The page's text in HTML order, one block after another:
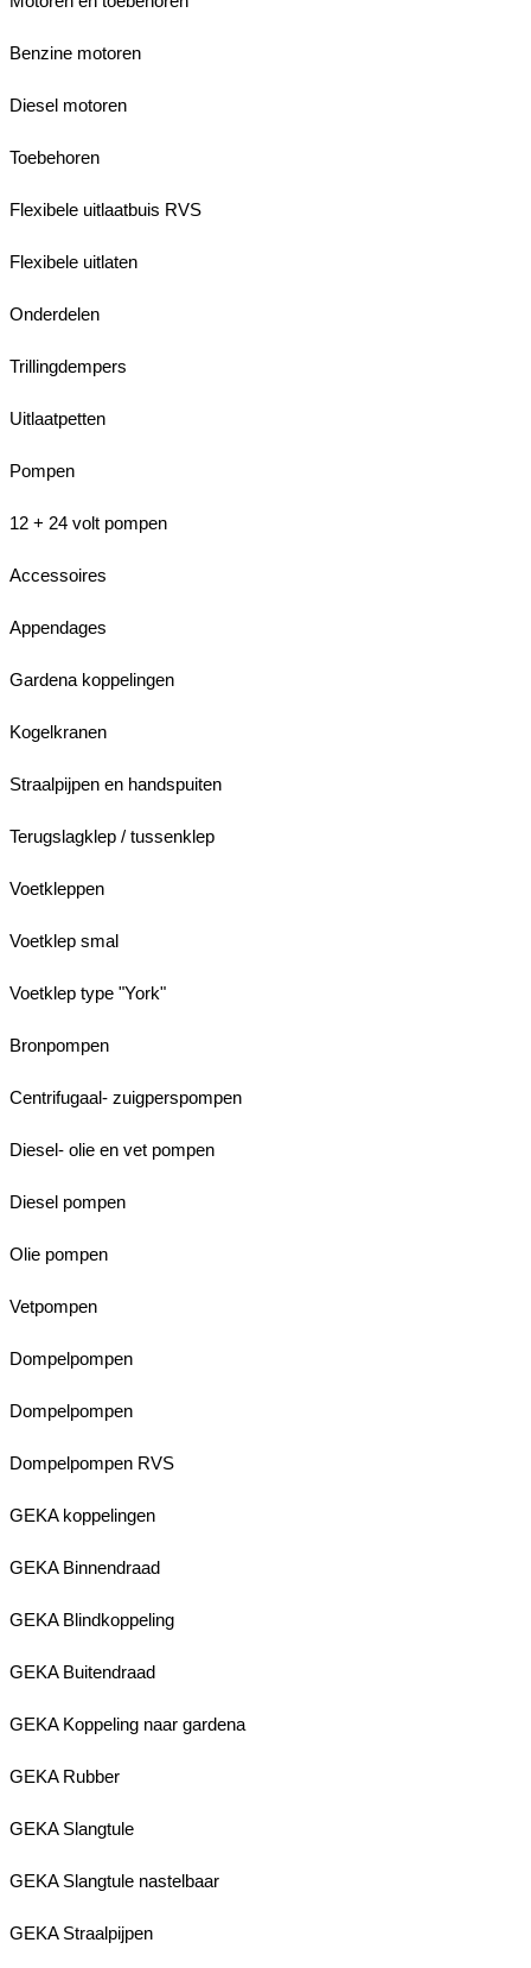
Benzine motoren
Diesel motoren
Toebehoren
Flexibele uitlaatbuis RVS
Flexibele uitlaten
Onderdelen
Trillingdempers
Uitlaatpetten
Pompen
12 + 24 volt pompen
Accessoires
Appendages
Gardena koppelingen
Kogelkranen
Straalpijpen en handspuiten
Terugslagklep / tussenklep
Voetkleppen
Voetklep smal
Voetklep type "York"
Bronpompen
Centrifugaal- zuigperspompen
Diesel- olie en vet pompen
Diesel pompen
Olie pompen
Vetpompen
Dompelpompen
Dompelpompen
Dompelpompen RVS
GEKA koppelingen
GEKA Binnendraad
GEKA Blindkoppeling
GEKA Buitendraad
GEKA Koppeling naar gardena
GEKA Rubber
GEKA Slangtule
GEKA Slangtule nastelbaar
GEKA Straalpijpen